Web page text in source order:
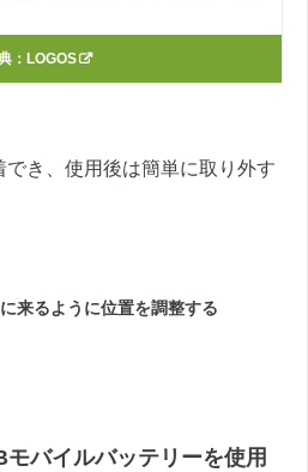
： LOGOS
き、使用後は簡単に取り外す
来るように位置を調整する
バイルバッテリーを使用